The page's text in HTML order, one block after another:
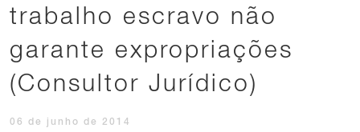
trabalho escravo não
garante expropriações
(Consultor Jurídico)
06 de junho de 2014